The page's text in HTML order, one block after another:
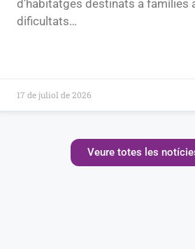
d’habitatges destinats a famílies
dificultats…
17 de juliol de 2026
Veure totes les